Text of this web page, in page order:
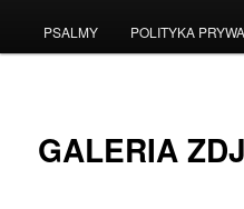
PSALMY POLITYKA
GALERIA